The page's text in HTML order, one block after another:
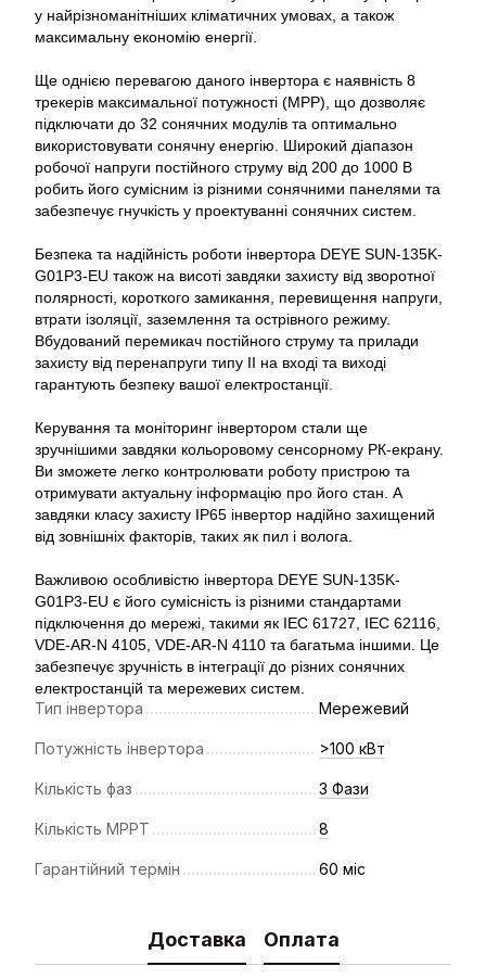
у найрізноманітніших кліматичних умовах, а також
максимальну економію енергії.
Ще однією перевагою даного інвертора є наявність 8
трекерів максимальної потужності (MPP), що дозволяє
підключати до 32 сонячних модулів та оптимально
використовувати сонячну енергію. Широкий діапазон
робочої напруги постійного струму від 200 до 1000 В
робить його сумісним із різними сонячними панелями та
забезпечує гнучкість у проектуванні сонячних систем.
Безпека та надійність роботи інвертора DEYE SUN-135K-
G01P3-EU також на висоті завдяки захисту від зворотної
полярності, короткого замикання, перевищення напруги,
втрати ізоляції, заземлення та острівного режиму.
Вбудований перемикач постійного струму та прилади
захисту від перенапруги типу II на вході та виході
гарантують безпеку вашої електростанції.
Керування та моніторинг інвертором стали ще
зручнішими завдяки кольоровому сенсорному РК-екрану.
Ви зможете легко контролювати роботу пристрою та
отримувати актуальну інформацію про його стан. А
завдяки класу захисту IP65 інвертор надійно захищений
від зовнішніх факторів, таких як пил і волога.
Важливою особливістю інвертора DEYE SUN-135K-
G01P3-EU є його сумісність із різними стандартами
підключення до мережі, такими як IEC 61727, IEC 62116,
VDE-AR-N 4105, VDE-AR-N 4110 та багатьма іншими. Це
забезпечує зручність в інтеграції до різних сонячних
електростанцій та мережевих систем.
Тип інвертора Мережевий
Потужність інвертора >100 кВт
Кількість фаз 3 Фази
Кількість МРРТ 8
Гарантійний термін 60 міс
Доставка Оплата